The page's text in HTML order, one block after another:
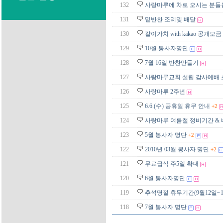
132 사랑마루에 차로 오시는 분들
131 밑반찬 조리및 배달
130 같이가치 with kakao 공개모
129 10월 봉사자명단
128 7월 16일 반찬만들기
127 사랑마루교회 설립 감사예배
126 사랑마루 2주년
125 6.6.(수) 공휴일 휴무 안내 +2
124 사랑마루 여름철 정비기간 &
123 5월 봉사자 명단 +2
122 2010년 03월 봉사자 명단 +2
121 무료급식 주5일 확대
120 6월 봉사자명단
119 추석명절 휴무기간(9월12일
118 7월 봉사자 명단